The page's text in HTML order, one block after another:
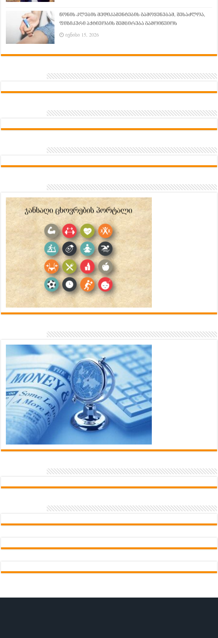
წონის კლების მედიკამენტების გამოყენებამ, შესაძლოა,
ფიზიკური აქტივობის შემცირება გამოიწვიოს
ივნისი 15, 2026